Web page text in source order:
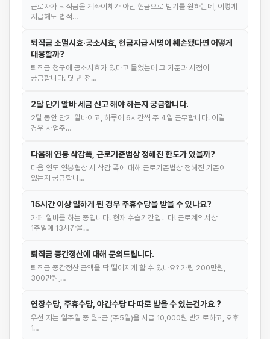
근로자가 퇴직금을 계좌이체가 아닌 현금으로 받기를 원하는데, 이렇게
지급해도 법적…
퇴직금 소멸시효·공소시효, 현금지급 서명이 훼손됐다면 어떻게
대응할까?
퇴직금 청구에 공소시효가 있다고 들었는데 그 기준과 시점이
궁금합니다. 몇 년 전…
2달 단기 알바 세금 신고 해야 하는지 궁금합니다.
2달 동안 단기 알바이고, 하루에 6시간씩 주 4일 근무합니다. 이럴
경우 사업주…
다음해 연봉 삭감폭, 근로기준법상 정해진 한도가 있을까?
다음 연도 연봉협상 시 삭감 폭에 대해 근로기준법상 정해진 기준이
있는지 궁금합니…
15시간 이상 일하게 된 경우 주휴수당을 받을 수 있나요?
카페 알바를 하는 중입니다. 현재 수습기간입니다! 근로계약서상
1주일에 13시간을…
퇴직금 중간정산에 대해 문의드립니다.
퇴직금 중간정산 금액을 딱 떨어지게 할 수 있나요? 가령 200만원,
300만원,…
연장수당, 주휴수당, 야간수당 다 따로 받을 수 있는건가요 ?
우선 저는 일주일 중 월~금 (주5일)을 시급 10,000원 받기로하고, 오후
1…